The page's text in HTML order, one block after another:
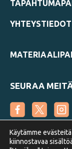
YHTEYSTIEDOT
SEURAA
Käytämme
kiinnostavaa